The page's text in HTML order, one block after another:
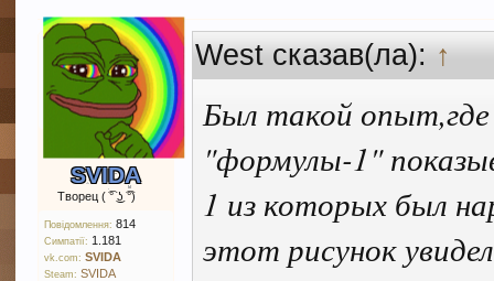
SVIDA
Творец ( ͡° ͜ʖ ͡°)
Повідомлення: 814
Симпатії: 1.181
vk.com: SVIDA
Steam: SVIDA
West сказав(ла):↑
Был такой
"формулы-1"
1 из которых был
этот рисунок